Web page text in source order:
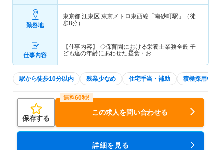
勤務地
東京都 江東区 東京メトロ東西線「南砂町駅」（徒
歩8分）
仕事内容
【仕事内容】 ◇保育園における栄養士業務全般 子
ども達の年齢にあわせた昼食・お…
駅から徒歩10分以内 残業少なめ 住宅手当・補助 積極採用中
保存する
この求人を問い合わせる
詳細を見る